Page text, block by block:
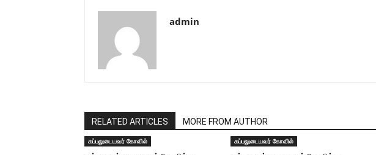
admin
RELATED ARTICLES MORE FROM AUTHOR
கப்பலுடையவர் கோவில் கப்பலுடையவர் கோவில்